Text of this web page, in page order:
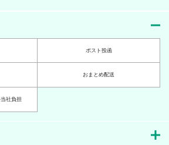
ポスト投函
おまとめ配送
社負担